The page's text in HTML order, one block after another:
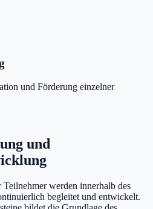
und Förderung einzelner
und
werden innerhalb des
begleitet und entwickelt.